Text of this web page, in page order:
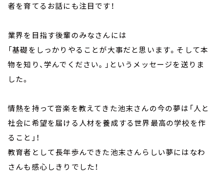
者を育てるお話にも注目です！
業界を目指す後輩のみなさんには
「基礎をしっかりやることが大事だと思います。そして本
物を知り、学んでください。」というメッセージを送りま
した。
情熱を持って音楽を教えてきた池末さんの今の夢は「人と
社会に希望を届ける人材を養成する世界最高の学校を作
ること」！
教育者として長年歩んできた池末さんらしい夢にはなわ
さんも感心しきりでした！